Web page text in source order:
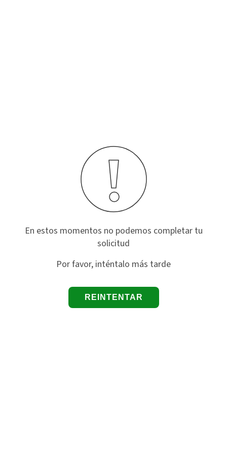
En estos momentos no podemos completar tu
solicitud
Por favor, inténtalo más tarde
REINTENTAR